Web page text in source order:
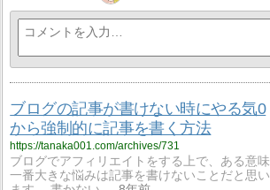
ブログの記事が書けない時にやる気0
から強制的に記事を書く方法
https://tanaka001.com/archives/731
ブログでアフィリエイトをする上で、ある意味
一番大きな悩みは記事を書けないことだと思い